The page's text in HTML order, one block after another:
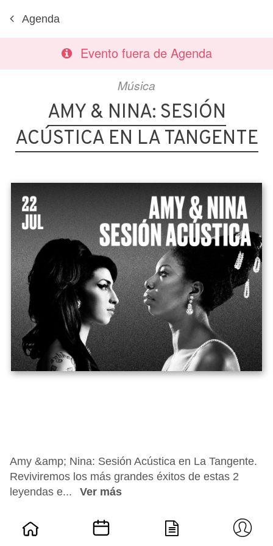
Agenda
Evento fuera de Agenda
Música
AMY & NINA: SESIÓN
ACÚSTICA EN LA TANGENTE
Amy &amp; Nina: Sesión Acústica en La Tangente.
Reviviremos los más grandes éxitos de estas 2
leyendas e...
Ver más